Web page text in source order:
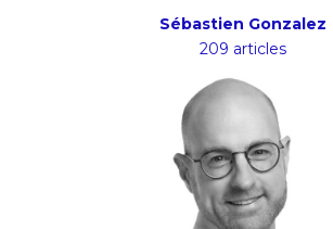
Sébastien Gonzalez
209 articles